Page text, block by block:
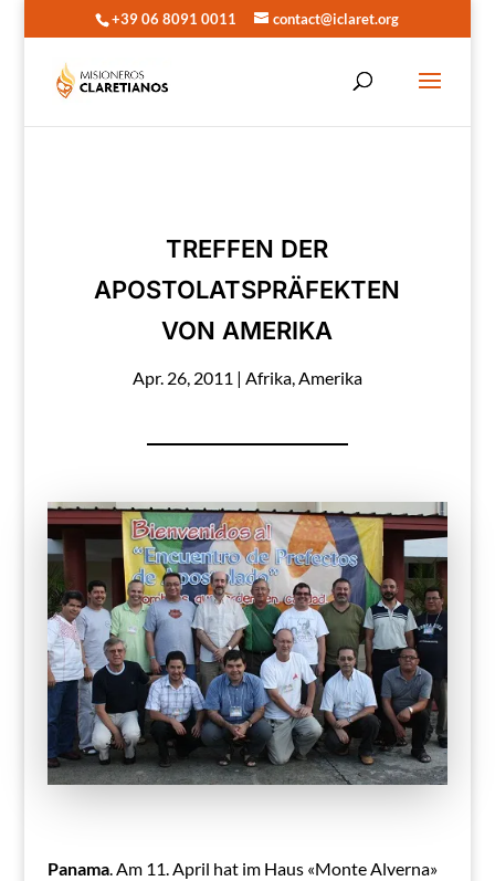
+39 06 8091 0011 contact@iclaret.org
TREFFEN DER
APOSTOLATSPRÄFEKTEN
VON AMERIKA
Apr. 26, 2011 | Afrika,Amerika
Panama. Am 11. April hat im Haus «Monte Alverna»